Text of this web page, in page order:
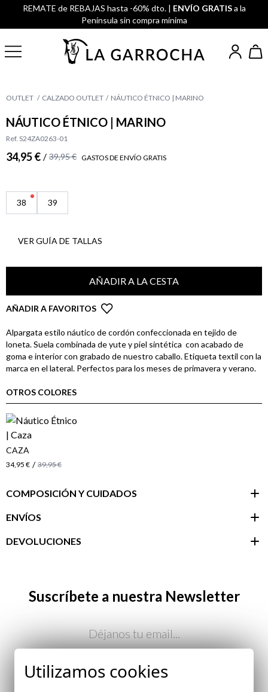
REMATE de REBAJAS hasta -60% dto. | ENVÍO GRATISa la
Península sin compra mínima
OUTLET CALZADO OUTLET NÁUTICO ÉTNICO | MARINO
NÁUTICO ÉTNICO | MARINO
Ref. S24ZA0263-01
34,95 € / 39,95 € GASTOS DE ENVÍO GRATIS
38 39
VER GUÍA DE TALLAS
AÑADIR A LA CESTA
AÑADIR A FAVORITOS
Alpargata estilo náutico de cordón confeccionada en tejido de
loneta. Suela combinada de yute y piel sintética con acabado de
goma e interior con grabado de nuestro caballo. Etiqueta textil con la
marca en el lateral. Perfectos para los meses de primavera y verano.
OTROS COLORES
CAZA
34,95 € / 39,95 €
COMPOSICIÓN Y CUIDADOS
ENVÍOS
DEVOLUCIONES
Suscríbete a nuestra Newsletter
He leído y acepto vuestraprotección de datos
Utilizamos cookies